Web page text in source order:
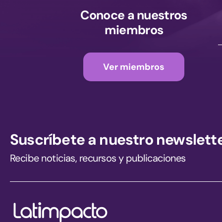
Conoce a nuestros
miembros
Ver miembros
Suscríbete a nuestro
Recibe noticias, recursos y publicaciones